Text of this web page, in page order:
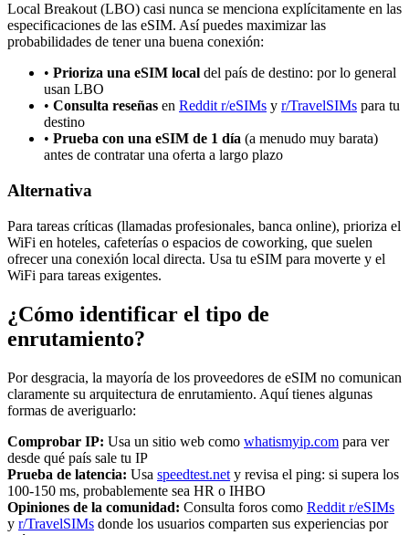
Local Breakout (LBO) casi nunca se menciona explícitamente en las
especificaciones de las eSIM. Así puedes maximizar las
probabilidades de tener una buena conexión:
• Prioriza una eSIM local del país de destino: por lo general
usan LBO
• Consulta reseñas en Reddit r/eSIMs y r/TravelSIMs para tu
destino
• Prueba con una eSIM de 1 día (a menudo muy barata)
antes de contratar una oferta a largo plazo
Alternativa
Para tareas críticas (llamadas profesionales, banca online), prioriza el
WiFi en hoteles, cafeterías o espacios de coworking, que suelen
ofrecer una conexión local directa. Usa tu eSIM para moverte y el
WiFi para tareas exigentes.
¿Cómo identificar el tipo de
enrutamiento?
Por desgracia, la mayoría de los proveedores de eSIM no comunican
claramente su arquitectura de enrutamiento. Aquí tienes algunas
formas de averiguarlo:
Comprobar IP: Usa un sitio web como whatismyip.com para ver
desde qué país sale tu IP
Prueba de latencia: Usa speedtest.net y revisa el ping: si supera los
100-150 ms, probablemente sea HR o IHBO
Opiniones de la comunidad: Consulta foros como Reddit r/eSIMs
y r/TravelSIMs donde los usuarios comparten sus experiencias por